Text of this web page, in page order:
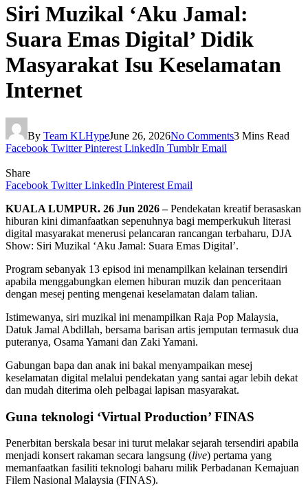
Siri Muzikal ‘Aku Jamal:
Suara Emas Digital’ Didik
Masyarakat Isu Keselamatan
Internet
By Team KLHypeJune 26, 2026No Comments3 Mins Read
Facebook Twitter Pinterest LinkedIn Tumblr Email
Share
Facebook Twitter LinkedIn Pinterest Email
KUALA LUMPUR. 26 Jun 2026 –Pendekatan kreatif berasaskan
hiburan kini dimanfaatkan sepenuhnya bagi memperkukuh literasi
digital masyarakat menerusi pelancaran rancangan terbaharu, DJA
Show: Siri Muzikal ‘Aku Jamal: Suara Emas Digital’.
Program sebanyak 13 episod ini menampilkan kelainan tersendiri
apabila menggabungkan elemen hiburan muzik dan penceritaan
dengan mesej penting mengenai keselamatan dalam talian.
Istimewanya, siri muzikal ini menampilkan Raja Pop Malaysia,
Datuk Jamal Abdillah, bersama barisan artis jemputan termasuk dua
puteranya, Osama Yamani dan Zaki Yamani.
Gabungan bapa dan anak ini bakal menyampaikan mesej
keselamatan digital melalui pendekatan yang santai agar lebih dekat
dan mudah diterima oleh pelbagai lapisan masyarakat.
Guna teknologi ‘Virtual Production’ FINAS
Penerbitan berskala besar ini turut melakar sejarah tersendiri apabila
menjadi konsert rakaman secara langsung (live) pertama yang
memanfaatkan fasiliti teknologi baharu milik Perbadanan Kemajuan
Filem Nasional Malaysia (FINAS).